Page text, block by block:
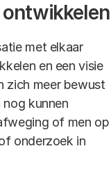
ontwikkelen
met elkaar
en een visie
zich meer bewust
nog kunnen
of men op
onderzoek in